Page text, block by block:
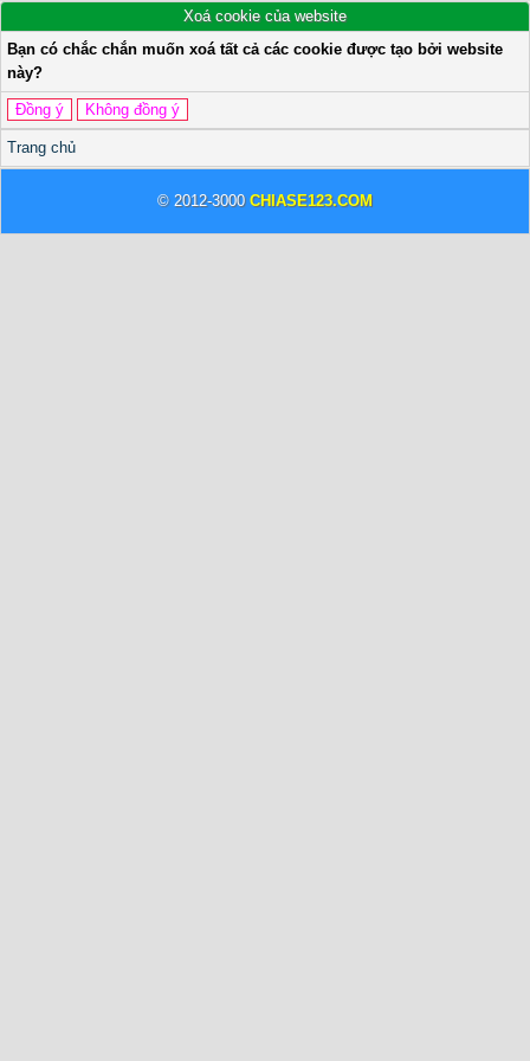
Xoá cookie của website
Bạn có chắc chắn muốn xoá tất cả các cookie được tạo bởi website
này?
Trang chủ
© 2012-3000 CHIASE123.COM